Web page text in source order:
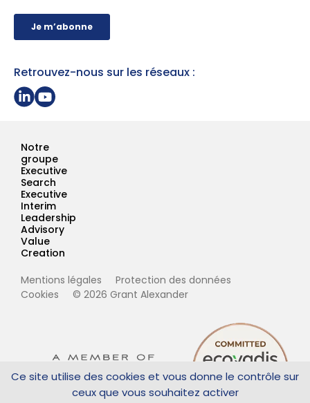
Retrouvez-nous sur les réseaux :
Partager sur Linkedin
Page Youtube Grant Alexander
Notre
groupe
Executive
Search
Executive
Interim
Leadership
Advisory
Value
Creation
Mentions légales
Protection des données
Cookies
© 2026 Grant Alexander
Ce site utilise des cookies et vous donne le contrôle sur
ceux que vous souhaitez activer